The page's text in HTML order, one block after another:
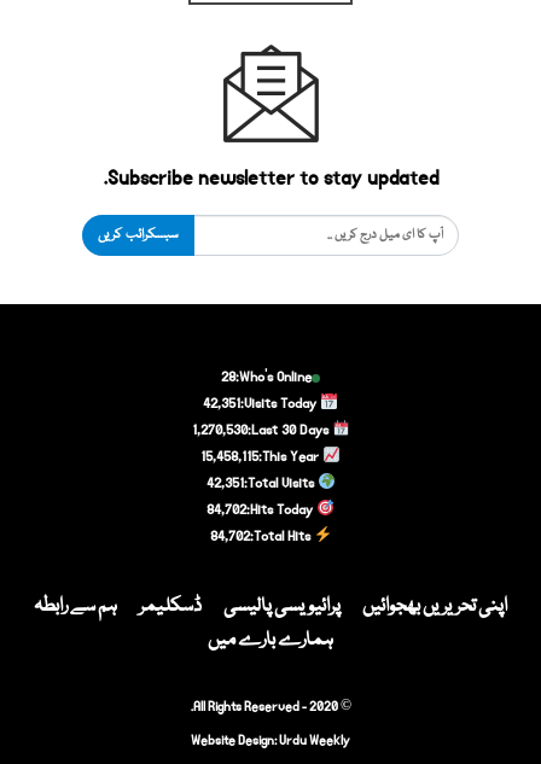
Subscribe newsletter to stay updated.
سبسکرائب کریں
Who's Online:
28
Visits Today:
42,351
Last 30 Days:
1,270,530
15,458,115
Total Visits:
42,351
Hits Today:
84,702
Total Hits:
84,702
اپنی تحریریں بھجوائیں پرائیویسی پالیسی ڈسکلیمر
ہم سے رابطہ
ہمارے بارے میں
© 2020 - All Rights Reserved.
Website Design:Urdu Weekly